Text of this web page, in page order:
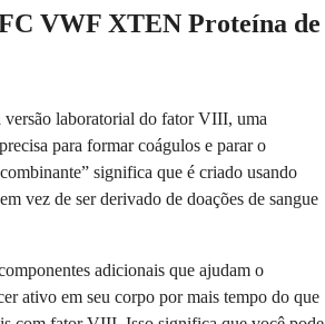
VWF XTEN Proteína de
versão laboratorial do fator VIII, uma
para formar coágulos e parar o
significa que é criado usando
vez de ser derivado de doações de sangue
adicionais que ajudam o
ativo em seu corpo por mais tempo do que